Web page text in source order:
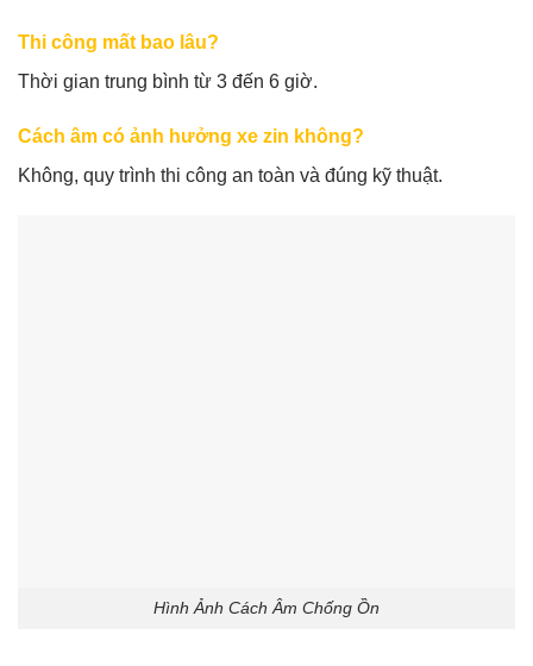
Thi công mất bao lâu?
Thời gian trung bình từ 3 đến 6 giờ.
Cách âm có ảnh hưởng xe zin không?
Không, quy trình thi công an toàn và đúng kỹ thuật.
Hình Ảnh Cách Âm Chống Ồn